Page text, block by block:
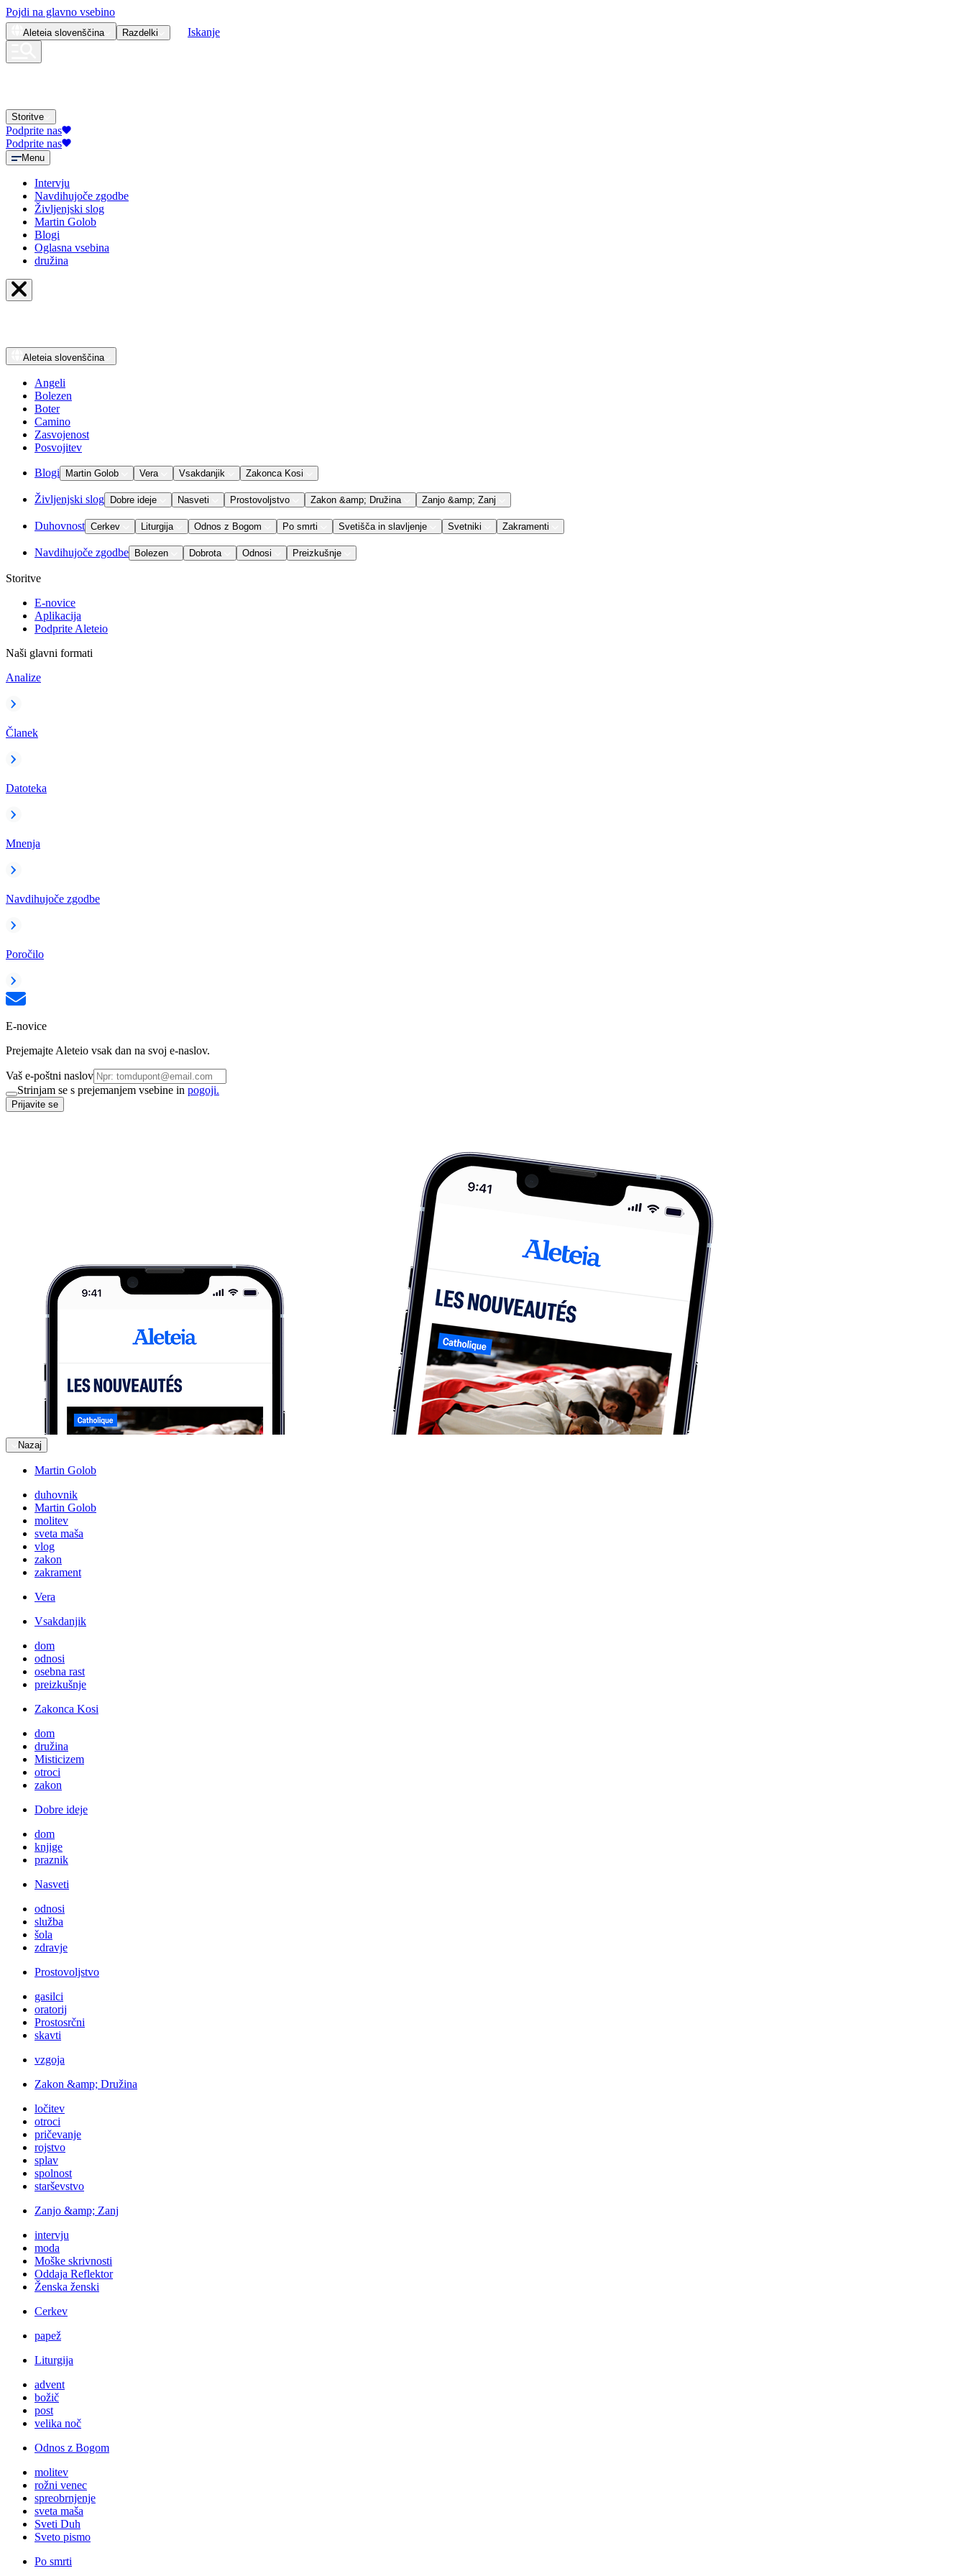
Pojdi na glavno vsebino
Aleteia slovenščina Razdelki Iskanje
Storitve
Podprite nas
Podprite nas
Menu
Intervju
Navdihujoče zgodbe
Življenjski slog
Martin Golob
Blogi
Oglasna vsebina
družina
Aleteia slovenščina
Angeli
Bolezen
Boter
Camino
Zasvojenost
Posvojitev
Blogi Martin Golob Vera Vsakdanjik Zakonca Kosi
Življenjski slog Dobre ideje Nasveti Prostovoljstvo Zakon &amp; Družina Zanjo &amp; Zanj
Duhovnost Cerkev Liturgija Odnos z Bogom Po smrti Svetišča in slavljenje Svetniki Zakramenti
Navdihujoče zgodbe Bolezen Dobrota Odnosi Preizkušnje
Storitve
E-novice
Aplikacija
Podprite Aleteio
Naši glavni formati
Analize
Članek
Datoteka
Mnenja
Navdihujoče zgodbe
Poročilo
E-novice
Prejemajte Aleteio vsak dan na svoj e-naslov.
Vaš e-poštni naslov
Strinjam se s prejemanjem vsebine in pogoji.
Prijavite se
Nazaj
Martin Golob
duhovnik
Martin Golob
molitev
sveta maša
vlog
zakon
zakrament
Vera
Vsakdanjik
dom
odnosi
osebna rast
preizkušnje
Zakonca Kosi
dom
družina
Misticizem
otroci
zakon
Dobre ideje
dom
knjige
praznik
Nasveti
odnosi
služba
šola
zdravje
Prostovoljstvo
gasilci
oratorij
Prostosrčni
skavti
vzgoja
Zakon &amp; Družina
ločitev
otroci
pričevanje
rojstvo
splav
spolnost
starševstvo
Zanjo &amp; Zanj
intervju
moda
Moške skrivnosti
Oddaja Reflektor
Ženska ženski
Cerkev
papež
Liturgija
advent
božič
post
velika noč
Odnos z Bogom
molitev
rožni venec
spreobrnjenje
sveta maša
Sveti Duh
Sveto pismo
Po smrti